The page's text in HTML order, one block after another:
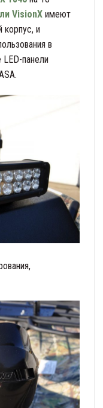
VisionX имеют
корпус, и
в
панели